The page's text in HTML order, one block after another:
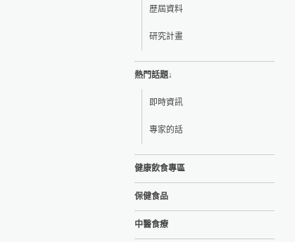
歷屆資料
研究計畫
熱門話題↓
即時資訊
專家的話
健康飲食專區
保健食品
中醫食療